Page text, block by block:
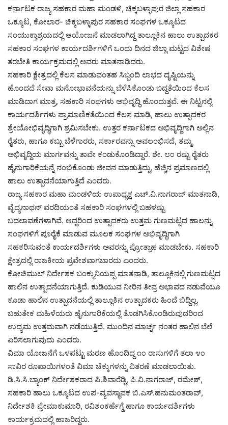
ಕರ್ನಾಟಕ ರಾಜ್ಯ ಸಹಕಾರ ಮಹಾ ಮಂಡಳಿ, ಚಿಕ್ಕಬಳ್ಳಾಪುರ ಜಿಲ್ಲಾ ಸಹಕಾರ
ಒಕ್ಕೂಟ, ಕೋಲಾರ- ಚಿಕ್ಕಬಳ್ಳಾಪುರ ಸಹಕಾರ ಸಂಘಗಳ ಒಕ್ಕೂಟದ
ಸಂಯುಕ್ತಾಶ್ರಯದಲ್ಲಿ ಆಯೋಜನೆ ಮಾಡಲಾಗಿದ್ದ ತಾಲ್ಲೂಕಿನ ಹಾಲು ಉತ್ಪಾದಕರ
ಸಹಕಾರ ಸಂಘಗಳ ಕಾರ್ಯದರ್ಶಿಗಳಿಗೆ ಒಂದು ದಿನದ ಜಿಲ್ಲಾ ಮಟ್ಟದ ವಿಶೇಷ
ತರಬೇತಿ ಕಾರ್ಯಕ್ರಮದಲ್ಲಿ ಅವರು ಮಾತನಾಡಿದರು.
ಸಹಕಾರಿ ಕ್ಷೇತ್ರದಲ್ಲಿ ಕೆಲಸ ಮಾಡುವಂತಹ ಸಿಬ್ಬಂದಿ ಲಾಭದ ದೃಷ್ಟಿಯನ್ನು
ಹೊಂದದೆ ಸೇವಾ ಮನೋಭಾವನೆಯನ್ನು ಬೆಳೆಸಿಕೊಂಡು ಬದ್ದತೆಯಿಂದ ಕೆಲಸ
ಮಾಡಿದಾಗ ಮಾತ್ರ, ಸಹಕಾರಿ ಸಂಘಗಳು ಅಭಿವೃದ್ಧಿ ಹೊಂದುತ್ತವೆ. ಈ ನಿಟ್ಟನಲ್ಲಿ
ಕಾರ್ಯದರ್ಶಿಗಳು ಪ್ರಾಮಾಣಿಕತೆಯಿಂದ ಕೆಲಸ ಮಾಡಿ, ಹಾಲು ಉತ್ಪಾದಕರ
ಶ್ರೇಯೋಭಿವೃದ್ಧಿಗಾಗಿ ಶ್ರಮಿಸಬೇಕು. ಉತ್ತರ ಕರ್ನಾಟಕದ ಅಭಿವೃದ್ದಿಗಾಗಿ ಅಲ್ಲಿನ
ರೈತರು, ಹಾಗೂ ಕಬ್ಬು ಬೆಳೆಗಾರರು, ಸರ್ಕಾರವನ್ನು ಅವಲಂಭಿಸದೆ, ತಮ್ಮ
ಅಭಿವೃದ್ದಿಯ ಮಾರ್ಗವನ್ನು ತಾವೇ ಕಂಡುಕೊಂಡಿದ್ದಾರೆ. ಶೇ. ೮೦ ರಷ್ಟು ರೈತರು
ಹೈನುಗಾರಿಕೆಯನ್ನೆ ನಂಬಿಕೊಂಡು ಜೀವನ ಮಾಡುತ್ತಿದ್ದು, ಹೆಚ್ಚಿನ ಪ್ರಮಾಣದಲ್ಲಿ
ಹಾಲು ಉತ್ಪಾದನೆಯಾಗುತ್ತಿದೆ ಎಂದರು.
ರಾಜ್ಯ ಸಹಕಾರ ಮಹಾ ಮಂಡಳಿಯ ಉಪಾಧ್ಯಕ್ಷ ಎಚ್.ವಿ.ನಾಗರಾಜ್ ಮಾತನಾಡಿ,
ವೈದ್ಯನಾಥನ್ ವರದಿಯಂತೆ ಸಹಕಾರಿ ಸಂಘಗಳಲ್ಲಿ ಬಹಳಷ್ಟು
ಬದಲಾವಣೆಗಳಾಗಿವೆ. ಆದ್ದರಿಂದ ಉತ್ಪಾದಕರು ಉತ್ತಮ ಗುಣಮಟ್ಟದ ಹಾಲನ್ನು
ಸಂಘಗಳಿಗೆ ಪೂರೈಕೆ ಮಾಡುವ ಮೂಲಕ ಸಂಘಗಳ ಅಭಿವೃದ್ಧಿಗಾಗಿ
ಸಹಕರಿಸುವಂತೆ ಕಾರ್ಯದರ್ಶಿಗಳು ಅವರನ್ನು ಪ್ರೋತ್ಸಾಹ ಮಾಡಬೇಕು. ಸಹಕಾರಿ
ಕ್ಷೇತ್ರದಲ್ಲಿ ರಾಜಕೀಯ ಪ್ರವೇಶವಾಗಬಾರದು ಎಂದರು.
ಕೋಚಿಮುಲ್ ನಿರ್ದೇಶಕ ಬಂಕ್ಮುನಿಯಪ್ಪ ಮಾತನಾಡಿ, ತಾಲ್ಲೂಕಿನಲ್ಲಿ ಗುಣಮಟ್ಟದ
ಹಾಲಿನ ಉತ್ಪಾದನೆಯಾಗುತ್ತಿದೆ. ಕುಡಿಯುವ ನೀರಿನ ತೀವ್ರ ಅಭಾವದ ನಡುವೆಯೂ
ಕೂಡಾ ಹಾಲಿನ ಉತ್ಪಾದನೆಯಲ್ಲಿ ತಾಲ್ಲೂಕಿನ ಉತ್ಪಾದಕರು ಹಿಂದೆ ಬಿದ್ದಿಲ್ಲ.
ಬಹುತೇಕ ಮಹಿಳೆಯರು ಹೈನುಗಾರಿಕೆಯಲ್ಲಿ ತೊಡಗಿಸಿಕೊಂಡಿರುವುದರಿಂದ
ಉದ್ಯಮ ಉತ್ತಮವಾಗಿ ನಡೆಯುತ್ತಿದೆ. ಮುಂದಿನ ಮಾರ್ಚ್ನ ನಂತರ ಹಾಲಿನ ಬೆಲೆ
ಏರಿಸಲಾಗುವುದು ಎಂದರು.
ವಿಮಾ ಯೋಜನೆಗೆ ಒಳಪಟ್ಟು ಮರಣ ಹೊಂದಿದ್ದ ೧೦ ರಾಸುಗಳಿಗೆ ತಲಾ ೪೦
ಸಾವಿರ ರೂಪಾಯಿಗಳಂತೆ ವಿಮಾ ಚೆಕ್ಕುಗಳನ್ನು ವಿತರಣೆ ಮಾಡಲಾಯಿತು.
ಡಿ.ಸಿ.ಸಿ.ಬ್ಯಾಂಕ್ ನಿರ್ದೇಶಕರಾದ ಪಿ.ಶಿವಾರೆಡ್ಡಿ, ಪಿ.ವಿ.ನಾಗರಾಜ್, ರಮೇಶ್,
ಸಹಕಾರಿ ಹಾಲು ಒಕ್ಕೂಟದ ಉಪ-ವ್ಯವಸ್ಥಾಪಕ ಬಿ.ಎಸ್.ಹನುಮಂತರಾವ್,
ನಿರ್ದೇಶಕಿ ಪ್ರೇಮಾಕುಮಾರಿ, ರವಿಶಂಕರ್ಹೆಗ್ಡೆ ಹಾಗೂ ಕಾರ್ಯದರ್ಶಿಗಳು
ಕಾರ್ಯಕ್ರಮದಲ್ಲಿ ಹಾಜರಿದ್ದರು.